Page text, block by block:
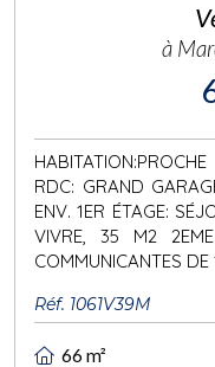
à
RDC: GRAND
ENV. 1ER ÉTAGE:
VIVRE, 35 M2
COMMUNICANTES DE
Réf. 1061V39M
66 m²